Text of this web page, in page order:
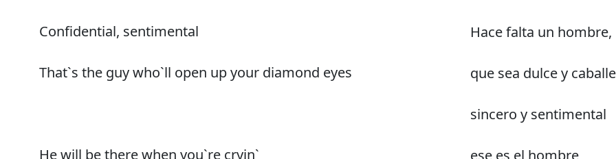
Confidential, sentimental
That`s the guy who`ll open up your diamond eyes
He will be there when you`re cryin`
Hace falta un hombre,
que sea dulce y
sincero y sentimental
ese es el hombre